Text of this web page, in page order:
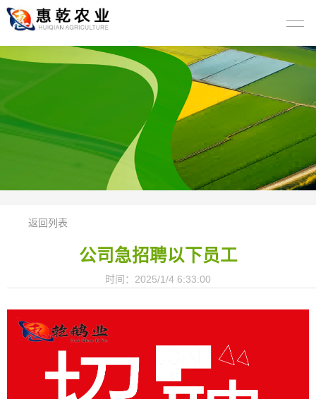
返回列表
公司急招聘以下员工
时间：2025/1/4 6:33:00